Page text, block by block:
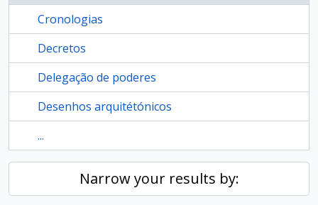
Cronologias
Decretos
Delegação de poderes
Desenhos arquitétónicos
...
Narrow your results by: